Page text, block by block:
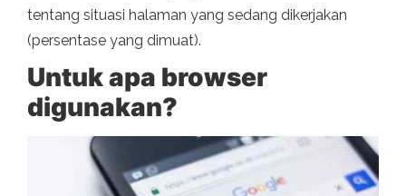
tentang situasi halaman yang sedang dikerjakan
(persentase yang dimuat).
Untuk apa browser
digunakan?